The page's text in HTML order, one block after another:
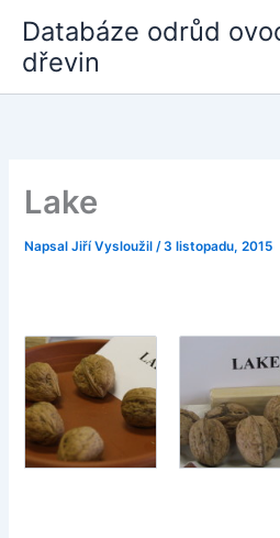
obsah
Databáze odrůd
dřevin
Lake
NapsalJiří Vysloužil/3 listopadu, 2015